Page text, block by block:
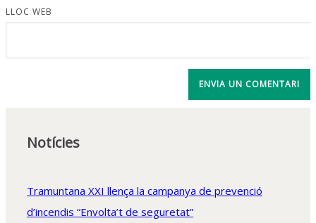
LLOC WEB
Notícies
Tramuntana XXI llença la campanya de prevenció
d’incendis “Envolta’t de seguretat”